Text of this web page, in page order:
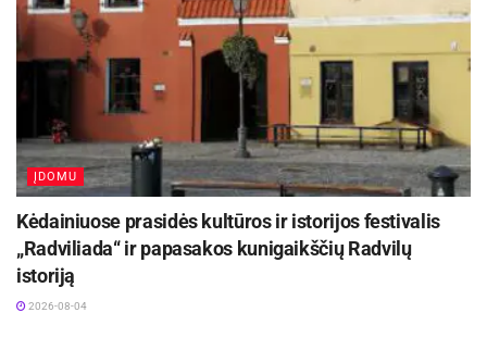
ĮDOMU
Kėdainiuose prasidės kultūros ir istorijos festivalis
„Radviliada“ ir papasakos kunigaikščių Radvilų
istoriją
2026-08-04